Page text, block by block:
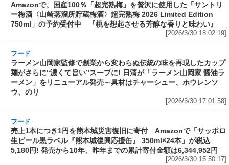
Amazonで、国産100％「超完熟梅」を贅沢に使
用した「サントリー梅酒〈山崎蒸溜所貯蔵梅
酒〉超完熟梅 2026 Limited Edition 750ml」の
予約受付中 『桃を想起させる芳醇な香りと味
わい』
フード
ラーメン山岡家監修で創業から変わらぬ伝統の
ープに! 日清が「ラーメン山岡家 醤油ラーメ
ン」をリニューアル発売～具材はチャーシュ
[2026/3/30 17:01:58]
フード
売上1本につき1円を熊本城災害復旧に寄付